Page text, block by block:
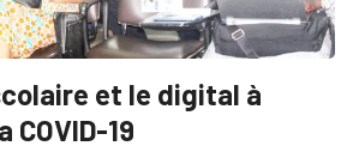
et le digital à
COVID-19